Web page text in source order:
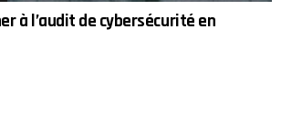
à l’audit de cybersécurité en